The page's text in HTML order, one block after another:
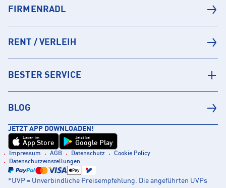
FIRMENRADL
RENT / VERLEIH
BESTER SERVICE
BLOG
JETZT APP DOWNLOADEN!
Laden im
App Store
Jetzt bei
Google Play
Impressum AGB Datenschutz
Cookie Policy
Datenschutzeinstellungen
*UVP = Unverbindliche Preisempfehlung. Die angeführten UVPs